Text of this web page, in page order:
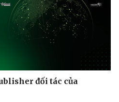
đối tác của